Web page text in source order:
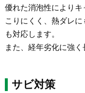
優れた消泡性により
こりにくく、熱ダレ
も対応します。
また、経年劣化に強く
サビ対策